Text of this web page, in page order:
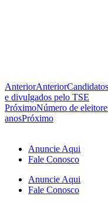
AnteriorAnterior
e divulgados pelo TSE
PróximoNúmero de
anosPróximo
Anuncie Aqui
Fale Conosco
Anuncie Aqui
Fale Conosco